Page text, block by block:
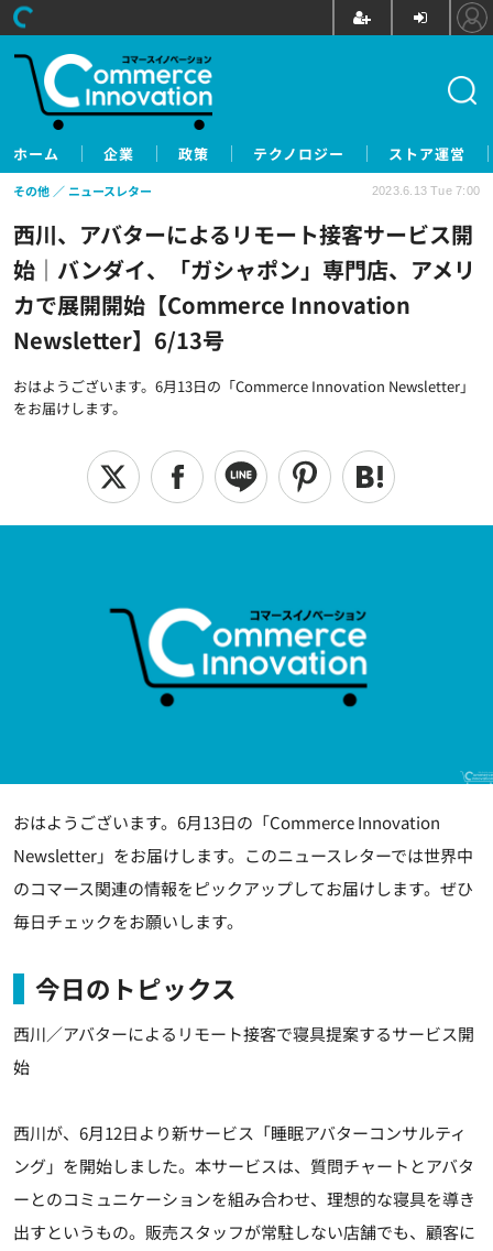
ホーム 企業 政策 テクノロジー ストア運営
西川、アバターによるリモート接客サービス開
始｜バンダイ、「ガシャポン」専門店、アメリ
カで展開開始【Commerce Innovation
Newsletter】6/13号
おはようございます。6月13日の「Commerce Innovation Newsletter」
をお届けします。
その他 ニュースレター 2023.6.13 Tue 7:00
おはようございます。6月13日の「Commerce Innovation
Newsletter」をお届けします。このニュースレターでは世界中
のコマース関連の情報をピックアップしてお届けします。ぜひ
毎日チェックをお願いします。
今日のトピックス
西川／アバターによるリモート接客で寝具提案するサービス開
始
西川が、6月12日より新サービス「睡眠アバターコンサルティ
ング」を開始しました。本サービスは、質問チャートとアバタ
ーとのコミュニケーションを組み合わせ、理想的な寝具を導き
出すというもの。販売スタッフが常駐しない店舗でも、顧客に